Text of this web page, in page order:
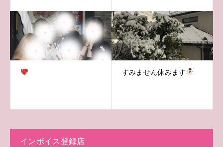
すみません休みます
インボイス登録店